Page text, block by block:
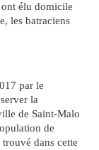
élu domicile
les batraciens
par le
la
de Saint-Malo
de
dans cette